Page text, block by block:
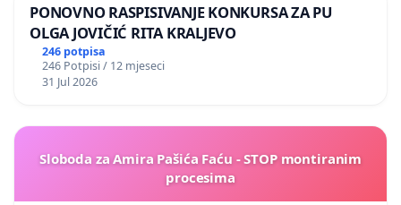
PONOVNO RASPISIVANJE KONKURSA ZA PU
OLGA JOVIČIĆ RITA KRALJEVO
246 potpisa
246 Potpisi / 12 mjeseci
31 Jul 2026
Sloboda za Amira Pašića Faću - STOP montiranim
procesima